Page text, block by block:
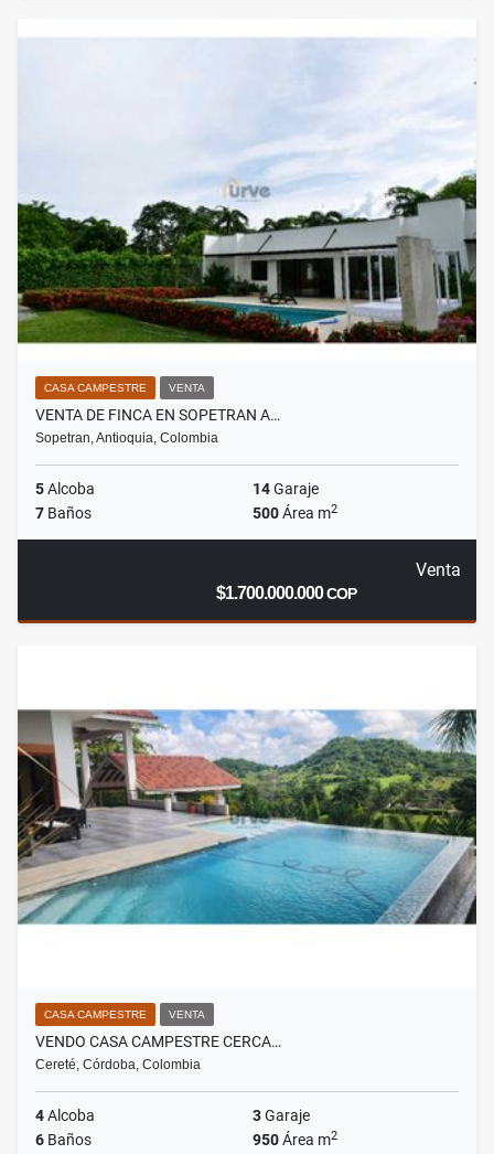
CASA CAMPESTRE VENTA
VENTA DE FINCA EN SOPETRAN A…
Sopetran, Antioquia, Colombia
5Alcoba 14Garaje
7 Baños 500Área m2
Venta
$1.700.000.000COP
CASA CAMPESTRE VENTA
VENDO CASA CAMPESTRE CERCA…
Cereté, Córdoba, Colombia
4Alcoba 3Garaje
6 Baños 950Área m2